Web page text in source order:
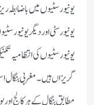
یونیورسٹیوں میں باضابطہ
یونیورسٹی اوردیگر
یونیورسٹیوں کی انتظامیہ
مطابق بنگال کے ہرکالج اور